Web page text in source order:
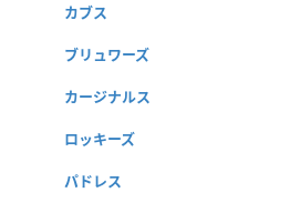
カブス
ブリュワーズ
カージナルス
ロッキーズ
パドレス